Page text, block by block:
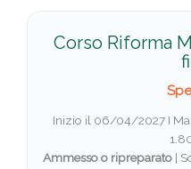
Corso Riforma
Inizio il 06/04/2027 I
Ammesso o ripreparato|